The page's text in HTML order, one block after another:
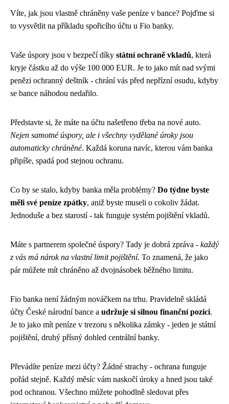
Víte, jak jsou vlastně chráněny vaše peníze v bance? Pojďme si
to vysvětlit na příkladu spořicího účtu u Fio banky.
Vaše úspory jsou v bezpečí díky státní ochraně vkladů, která
kryje částku až do výše 100 000 EUR. Je to jako mít nad svými
penězi ochranný deštník - chrání vás před nepřízní osudu, kdyby
se bance náhodou nedařilo.
Představte si, že máte na účtu našetřeno třeba na nové auto.
Nejen samotné úspory, ale i všechny vydělané úroky jsou
automaticky chráněné. Každá koruna navíc, kterou vám banka
připíše, spadá pod stejnou ochranu.
Co by se stalo, kdyby banka měla problémy? Do týdne byste
měli své peníze zpátky, aniž byste museli o cokoliv žádat.
Jednoduše a bez starostí - tak funguje systém pojištění vkladů.
Máte s partnerem společné úspory? Tady je dobrá zpráva - každý
z vás má nárok na vlastní limit pojištění. To znamená, že jako
pár můžete mít chráněno až dvojnásobek běžného limitu.
Fio banka není žádným nováčkem na trhu. Pravidelně skládá
účty České národní bance a udržuje si silnou finanční pozici.
Je to jako mít peníze v trezoru s několika zámky - jeden je státní
pojištění, druhý přísný dohled centrální banky.
Převádíte peníze mezi účty? Žádné strachy - ochrana funguje
pořád stejně. Každý měsíc vám naskočí úroky a hned jsou také
pod ochranou. Všechno můžete pohodlně sledovat přes